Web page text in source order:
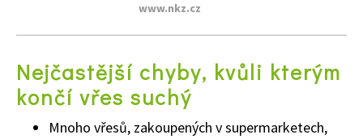
www.nkz.cz
Nejčastější chyby, kvůli kterým
končí vřes suchý
Mnoho vřesů, zakoupených v supermarketech,